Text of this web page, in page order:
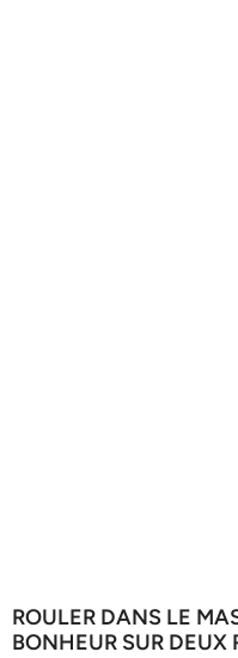
ROULER DANS LE
BONHEUR SUR DEUX